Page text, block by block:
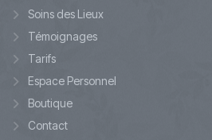
Soins des Lieux
Témoignages
Tarifs
Espace Personnel
Boutique
Contact